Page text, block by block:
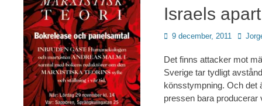
Israels
Publicerad
9 december, 2011
Det finns attacker mot
Sverige tar tydligt
könsstympning. Och det
pressen bara producerar